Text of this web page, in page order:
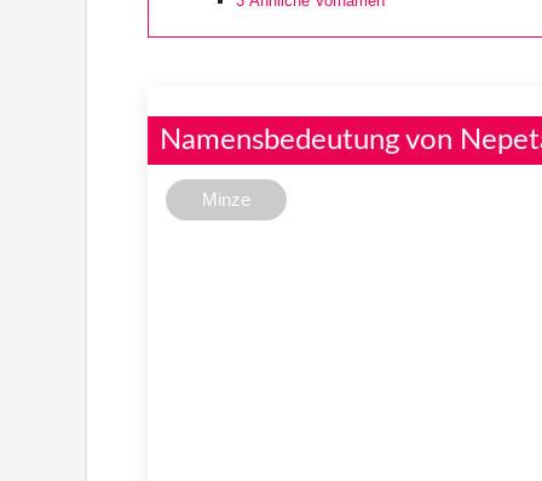
Namensbedeutung von
Minze